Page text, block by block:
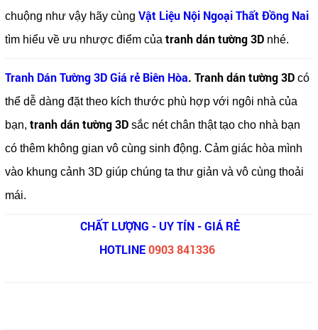
chuộng như vậy hãy cùng Vật Liệu Nội Ngoại Thất Đồng Nai
tìm hiểu về ưu nhược điểm của tranh dán tường 3Dnhé.
Tranh Dán Tường 3D Giá rẻ Biên Hòa. Tranh dán tường 3Dcó
thể dễ dàng đặt theo kích thước phù hợp với ngôi nhà của
bạn, tranh dán tường 3Dsắc nét chân thật tạo cho nhà bạn
có thêm không gian vô cùng sinh động. Cảm giác hòa mình
vào khung cảnh 3D giúp chúng ta thư giản và vô cùng thoải
mái.
CHẤT LƯỢNG - UY TÍN - GIÁ RẺ
HOTLINE0903 841336